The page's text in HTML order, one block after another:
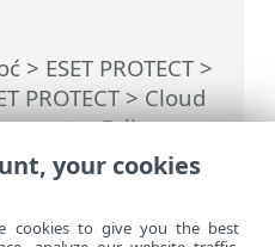
> ESET PROTECT>
PROTECT>Cloud
>Prijava –
> Prijava na
ID (Android ili
your cookies
cookies to give you the best